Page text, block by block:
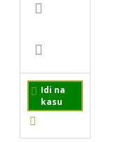
Idi na
kasu